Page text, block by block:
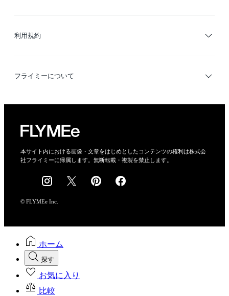
利用規約
利用規約
フライミーについて
会社概要
採用情報
本サイト内における画像・文章をはじめとしたコンテンツの権利は株式会
社フライミーに帰属します。無断転載・複製を禁止します。
© FLYMEe Inc.
ホーム
探す
お気に入り
比較